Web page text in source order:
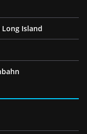
Long Island